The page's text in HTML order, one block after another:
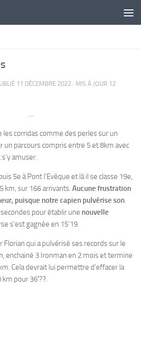
11 DÉCEMBRE 2022 · MIS À JOUR 12
…
les corridas comme des perles sur un
un parcours compris entre 5 et 8km avec
amuser.
5e à Pont l’Evêque et là il se classe 19e,
km, sur 166 arrivants. Aucune frustration
puisque notre capien pulvérise son
pour établir une nouvelle
s’est gagnée en 15’19.
Florian qui a pulvérisé ses records sur le
enchainé 3 Ironman en 2 mois et termine
Cela devrait lui permettre d’effacer la
pour 36′??.